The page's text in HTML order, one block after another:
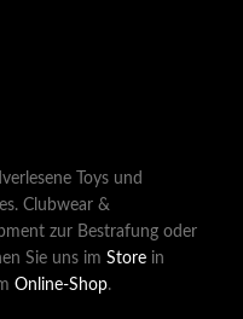
Toys und
Clubwear &
zur Bestrafung oder
Sie uns im Store in
Online-Shop.